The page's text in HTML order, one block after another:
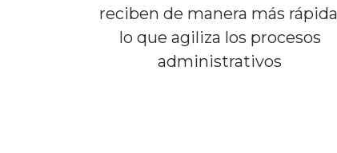
reciben de manera más
lo que agiliza los procesos
administrativos